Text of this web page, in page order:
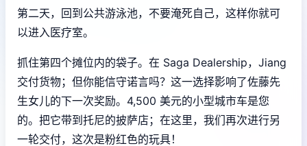
第二天，回到公共游泳池，不要淹死自己，这样你就可
以进入医疗室。
抓住第四个摊位内的袋子。在 Saga Dealership，Jiang
交付货物；但你能信守诺言吗？这一选择影响了佐藤先
生女儿的下一次奖励。4,500 美元的小型城市车是您
的。把它带到托尼的披萨店；在这里，我们再次进行另
一轮交付，这次是粉红色的玩具！